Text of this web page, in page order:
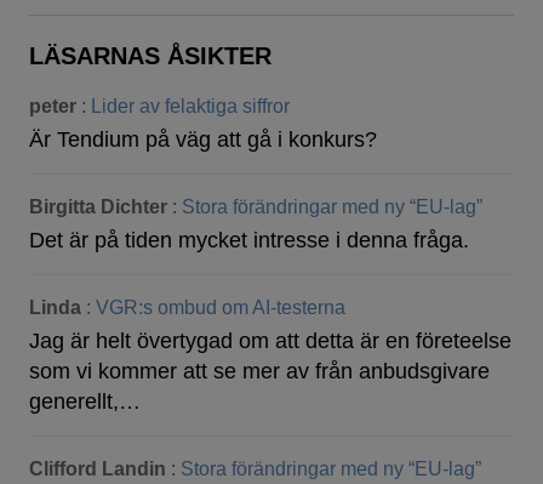
LÄSARNAS ÅSIKTER
peter : Lider av felaktiga siffror
Är Tendium på väg att gå i konkurs?
Birgitta Dichter : Stora förändringar med ny “EU-lag”
Det är på tiden mycket intresse i denna fråga.
Linda : VGR:s ombud om AI-testerna
Jag är helt övertygad om att detta är en företeelse
som vi kommer att se mer av från anbudsgivare
generellt,…
Clifford Landin : Stora förändringar med ny “EU-lag”